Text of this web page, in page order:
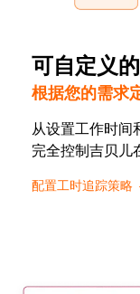
可自定义
根据您的需求
从设置工作时间
完全控制吉贝儿
配置工时追踪策略